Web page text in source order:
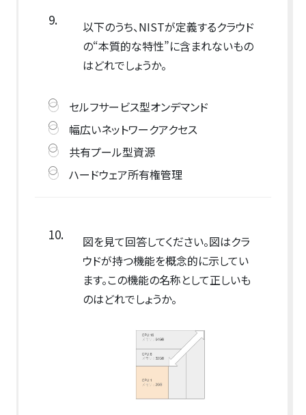
9.
以下のうち、NISTが定義するクラウド
の“本質的な特性”に含まれないもの
はどれでしょうか。
セルフサービス型オンデマンド
幅広いネットワークアクセス
共有プール型資源
ハードウェア所有権管理
10.
図を見て回答してください。図はクラ
ウドが持つ機能を概念的に示してい
ます。この機能の名称として正しいも
のはどれでしょうか。